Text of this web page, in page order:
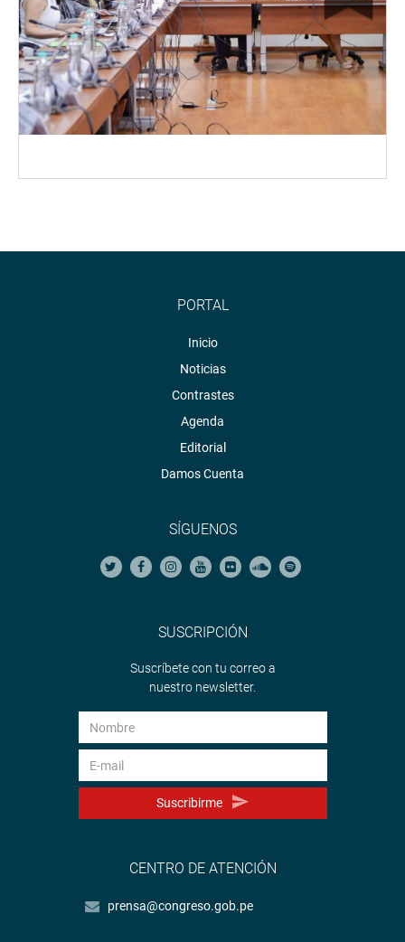
PORTAL
Inicio
Noticias
Contrastes
Agenda
Editorial
Damos Cuenta
SÍGUENOS
SUSCRIPCIÓN
Suscríbete con tu correo a
nuestro newsletter.
Suscribirme
CENTRO DE ATENCIÓN
prensa@congreso.gob.pe